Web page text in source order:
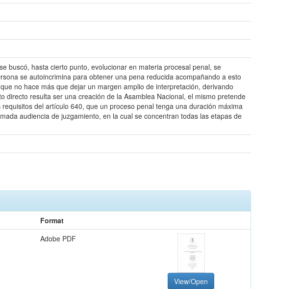
buscó, hasta cierto punto, evolucionar en materia procesal penal, se
se autoincrimina para obtener una pena reducida acompañando a esto
no hace más que dejar un margen amplio de interpretación, derivando
directo resulta ser una creación de la Asamblea Nacional, el mismo pretende
del artículo 640, que un proceso penal tenga una duración máxima
audiencia de juzgamiento, en la cual se concentran todas las etapas de
Format
Adobe PDF
View/Open